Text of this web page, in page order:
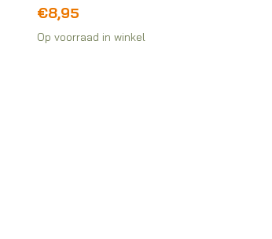
€8,95
Op voorraad in winkel